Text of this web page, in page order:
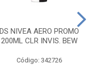
DS NIVEA AERO PROMO
200ML CLR INVIS. BEW
Código: 342726